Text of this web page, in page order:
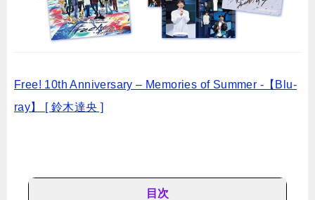
Free! 10th Anniversary – Memories of Summer -【Blu-
ray】 [ 鈴木達央 ]
目次